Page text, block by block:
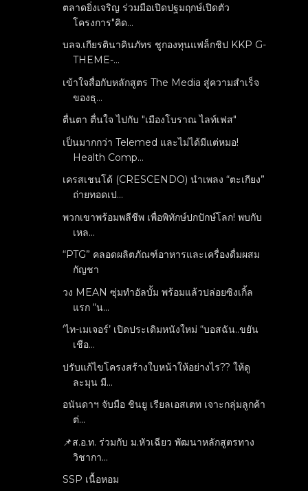
ตลาดยิ่งเจริญ ร่วมมือเปิดปฐมฤกษ์เปิดตัว
โครงการ"คิด...
บลจ.เกียรตินาคินภัทร ชูกองทุนแฟล็กชิป KKP G-
THEME-...
เข้าใจสื่อกับหลักสูตร The Media สู่ความสำเร็จ
ของธุ...
ตื่นตา ตื่นใจ ไปกับ "เมืองโบราณ ไลท์เฟส"
เป็นมากกว่า Telemed และไม่ได้มีแต่หมอ!
Health Comp...
เครสเชนโด้ (CRESCENDO) นำเพลง “ตะเกียง”
ถ่ายทอดเป...
พวกเขาพร้อมพลีชีพ เพื่อพิทักษ์ปกปักษ์โลก! พบกับ
เหล...
“PTG” คลอดผลิตภัณฑ์อาหารและเครื่องดื่มผสม
กัญชา
วง MEAN ซุ่มทำอัลบั้ม พร้อมแล้วปล่อยซิงเกิ้ล
แรก “น...
‘ไท-เมเจอร์’ เปิดประเดิมหนังใหม่ “บอสฉัน..ขยัน
เชือ...
ปรับแก้ไขโครงสร้างใบหน้าให้อย่างไร?? ให้ดู
ละมุน มี...
อนันดาฯ จับมือ ชินยู เรียลเอสเตท เจาะกลุ่มลูกค้า
ต่...
📌ส.อ.ท. ร่วมกับ ม.หัวเฉียว พัฒนาหลักสูตรทาง
วิชากา...
SSP เนื้อหอม